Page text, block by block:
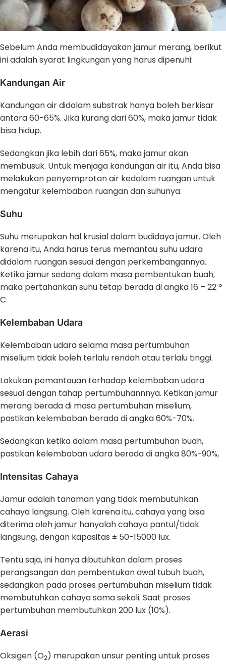
Sebelum Anda membudidayakan jamur merang, berikut
ini adalah syarat lingkungan yang harus dipenuhi:
Kandungan Air
Kandungan air didalam substrak hanya boleh berkisar
antara 60-65%. Jika kurang dari 60%, maka jamur tidak
bisa hidup.
Sedangkan jika lebih dari 65%, maka jamur akan
membusuk. Untuk menjaga kandungan air itu, Anda bisa
melakukan penyemprotan air kedalam ruangan untuk
mengatur kelembaban ruangan dan suhunya.
Suhu
Suhu merupakan hal krusial dalam budidaya jamur. Oleh
karena itu, Anda harus terus memantau suhu udara
didalam ruangan sesuai dengan perkembangannya.
Ketika jamur sedang dalam masa pembentukan buah,
maka pertahankan suhu tetap berada di angka 16 – 22 º
C
Kelembaban Udara
Kelembaban udara selama masa pertumbuhan
miselium tidak boleh terlalu rendah atau terlalu tinggi.
Lakukan pemantauan terhadap kelembaban udara
sesuai dengan tahap pertumbuhannnya. Ketikan jamur
merang berada di masa pertumbuhan miselium,
pastikan kelembaban berada di angka 60%-70%.
Sedangkan ketika dalam masa pertumbuhan buah,
pastikan kelembaban udara berada di angka 80%-90%,
Intensitas Cahaya
Jamur adalah tanaman yang tidak membutuhkan
cahaya langsung. Oleh karena itu, cahaya yang bisa
diterima oleh jamur hanyalah cahaya pantul/tidak
langsung, dengan kapasitas ± 50-15000 lux.
Tentu saja, ini hanya dibutuhkan dalam proses
perangsangan dan pembentukan awal tubuh buah,
sedangkan pada proses pertumbuhan miselium tidak
membutuhkan cahaya sama sekali. Saat proses
pertumbuhan membutuhkan 200 lux (10%).
Aerasi
Oksigen (O2) merupakan unsur penting untuk proses